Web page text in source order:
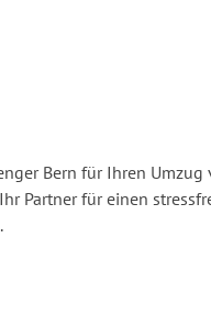
Bern für Ihren Umzug
Partner für einen